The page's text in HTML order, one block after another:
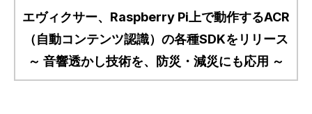
エヴィクサー、Raspberry Pi上で動作するACR
（自動コンテンツ認識）の各種SDKをリリース
～ 音響透かし技術を、防災・減災にも応用 ～